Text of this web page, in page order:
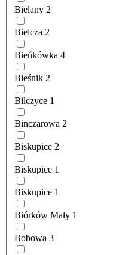
Bielany 2
Bielcza 2
Bieńkówka 4
Bieśnik 2
Bilczyce 1
Binczarowa 2
Biskupice 2
Biskupice 1
Biskupice 1
Biórków Mały 1
Bobowa 3